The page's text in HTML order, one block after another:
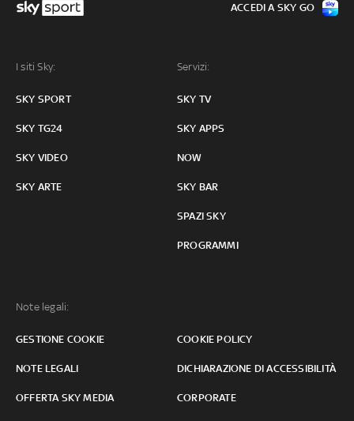
I siti Sky:
SKY SPORT
SKY TG24
SKY VIDEO
SKY ARTE
Servizi:
SKY TV
SKY APPS
NOW
SKY BAR
SPAZI SKY
PROGRAMMI
Note legali:
GESTIONE COOKIE COOKIE POLICY
NOTE LEGALI DICHIARAZIONE DI ACCESSIBILITÀ
OFFERTA SKY MEDIA CORPORATE
ACCEDI A SKY GO